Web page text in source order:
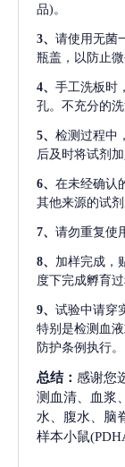
品)。
3、 请使用无菌
瓶盖，以防止微
4、 手工洗板时
孔。不充分的
5、 检测过程中
后及时将试剂
6、 在未经确认
其他来源的试剂
7、 请勿重复使
8、 加样完成，
度下完成孵育过
9、 试验中请穿
特别是检测血
防护条例执行。
总结： 感谢您
测血清、血浆
水、腹水、脑
样本小鼠